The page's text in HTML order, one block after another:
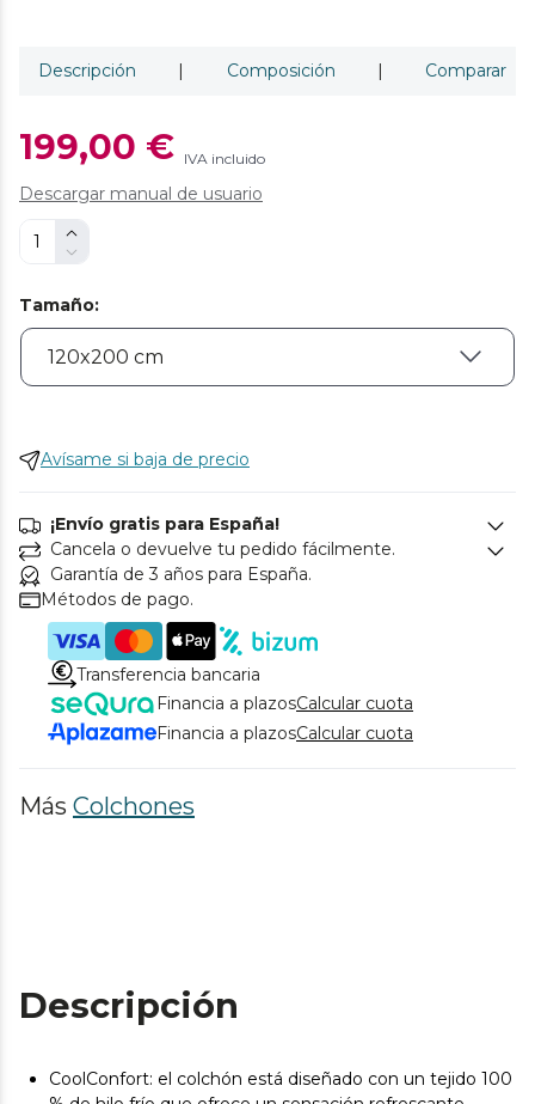
Descripción | Composición | Comparar
199,00 € IVA incluido
Descargar manual de usuario
Tamaño:
Avísame si baja de precio
¡Envío gratis para España!
Cancela o devuelve tu pedido fácilmente.
Garantía de 3 años para España.
Métodos de pago.
Transferencia bancaria
Financia a plazosCalcular cuota
Financia a plazosCalcular cuota
Más Colchones
Descripción
CoolConfort: el colchón está diseñado con un tejido 100